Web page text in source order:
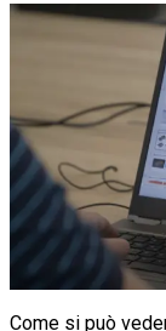
Come si può